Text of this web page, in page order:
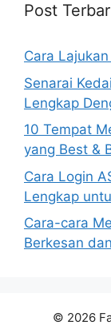
Post
Cara
Senarai
Lengkap
10 Tempat
yang Best &
Cara Login
Lengkap
Cara-cara
Berkesan
© 2026